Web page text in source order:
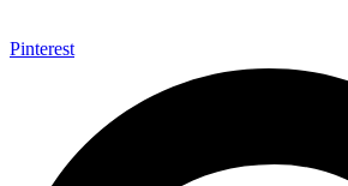
Pinterest